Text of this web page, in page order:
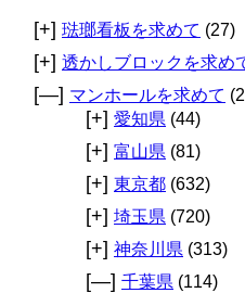
[+] 琺瑯看板を求めて (27)
[+] 透かしブロックを求め
[—] マンホールを求めて
[+] 愛知県 (44)
[+] 富山県 (81)
[+] 東京都 (632)
[+] 埼玉県 (720)
[+] 神奈川県 (313)
[—] 千葉県 (114)